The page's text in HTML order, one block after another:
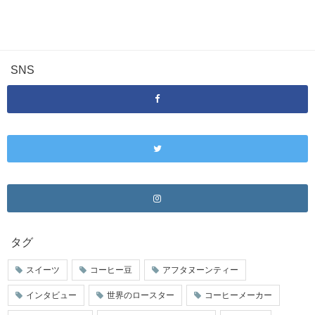
SNS
タグ
スイーツ コーヒー豆 アフタヌーンティー
インタビュー 世界のロースター コーヒーメーカー